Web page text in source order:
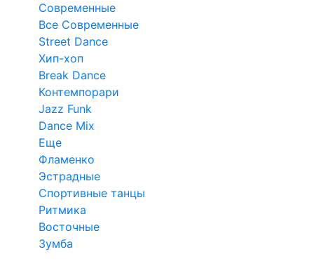
Современные
Все Современные
Street Dance
Хип-хоп
Break Dance
Контемпорари
Jazz Funk
Dance Mix
Еще
Фламенко
Эстрадные
Спортивные танцы
Ритмика
Восточные
Зумба